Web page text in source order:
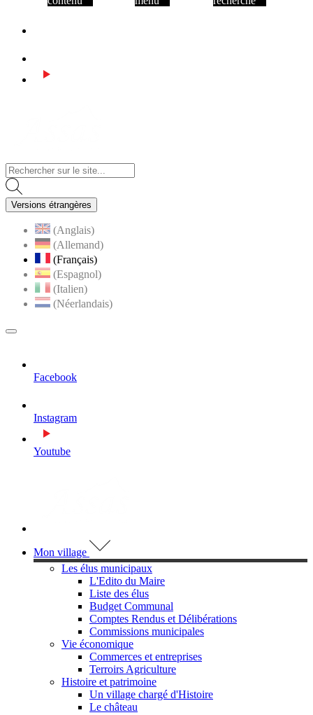
Versions étrangères
(Anglais)
(Allemand)
(Français)
(Espagnol)
(Italien)
(Néerlandais)
MENU
Facebook
Instagram
Youtube
Mon village
Les élus municipaux
L'Edito du Maire
Liste des élus
Budget Communal
Comptes Rendus et Délibérations
Commissions municipales
Vie économique
Commerces et entreprises
Terroirs Agriculture
Histoire et patrimoine
Un village chargé d'Histoire
Le château